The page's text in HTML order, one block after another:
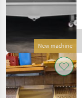
New machine